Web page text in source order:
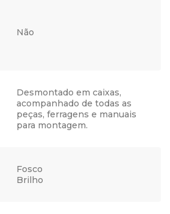
Não
Desmontado em caixas,
acompanhado de todas as
peças, ferragens e manuais
para montagem.
Fosco
Brilho